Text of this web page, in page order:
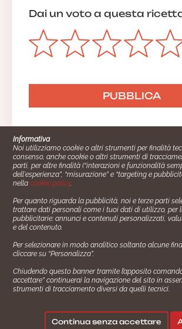
Dai un voto a questa
Cucinare.it è un marchio commerciale di
copyright 2014 - 2024 P.IVA:
Azienda certiﬁcata ISO 27001 numero:
- Azienda certiﬁcata ISO 9001
Gestione consensi e categorie
Seguici su:
Informativa
Noi utilizziamo cookie o altri strumenti per finalità
consenso, anche cookie o altri strumenti di
parti, per altre finalità (“interazioni e funzionalità
dell'esperienza”, “misurazione” e “targeting e
nellacookie policy.
Per quanto riguarda la pubblicità, noi e terze parti
trattare dati personali come i tuoi dati di utilizzo, per
pubblicitarie: annunci e contenuti personalizzati,
e del contenuto.
Per selezionare in modo analitico soltanto alcune
cliccare su “Personalizza”.
Chiudendo questo banner tramite l’apposito
accettare” continuerai la navigazione del sito in
strumenti di tracciamento diversi da quelli tecnici.
Continua senza accettare